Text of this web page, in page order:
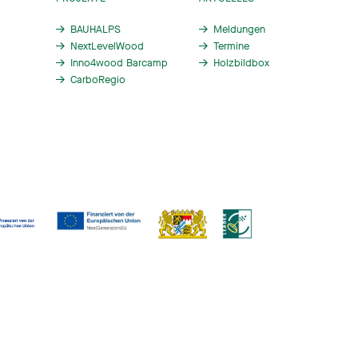
BAUHALPS
NextLevelWood
Inno4wood Barcamp
CarboRegio
Meldungen
Termine
Holzbildbox